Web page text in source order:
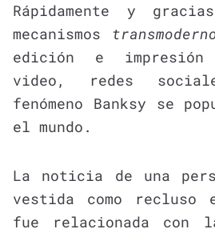
Rápidamente y
mecanismos
edición e
video, redes
fenómeno Banksy se
el mundo.
La noticia de una
vestida como recluso
fue relacionada con